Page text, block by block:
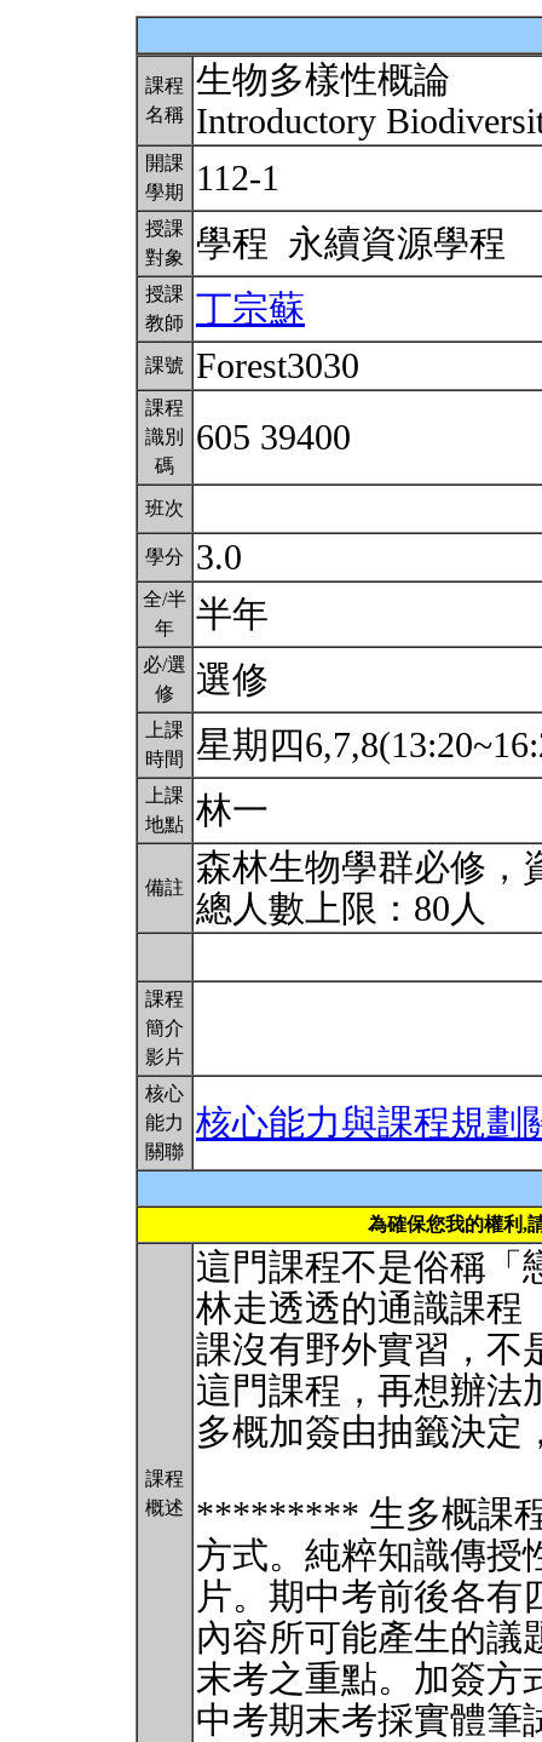
課程
名稱
生物多樣性概論
Introductory
開課
學期
112-1
授課
對象
學程 永續資源學程
授課
教師
丁宗蘇
課號 Forest3030
課程
識別
碼
605 39400
班次
學分 3.0
全/半
年
半年
必/選
修
選修
上課
時間
星期四
上課
地點 林一
備註
森林生物學群必修，
總人數上限：80人
課程
簡介
影片
核心
能力
關聯
核心能力與課程規劃
為確保您我的權利,
課程
概述
這門課程不是俗稱「
林走透透的通識課程
課沒有野外實習，不
這門課程，再想辦法
多概加簽由抽籤決定
********* 生多概課
方式。純粹知識傳授
片。期中考前後各有
內容所可能產生的議
末考之重點。加簽方
中考期末考採實體